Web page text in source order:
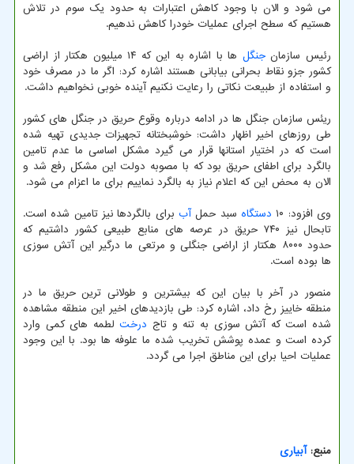
می شود و الان با وجود کاهش اعتبارات به حدود یک سوم در تلاش
هستیم که سطح اجرای عملیات خودرا کاهش ندهیم.
رئیس سازمانجنگل
ها با اشاره به این که ۱۴ میلیون هکتار از اراضی
کشور جزو نقاط بحرانی بیابانی هستند اشاره کرد: اگر ما در مصرف خود
و استفاده از طبیعت نکاتی را رعایت نکنیم آینده خوبی نخواهیم داشت.
ریئس سازمان جنگل ها در ادامه درباره وقوع حریق در جنگل های کشور
طی روزهای اخیر اظهار داشت: خوشبختانه تجهیزات جدیدی تهیه شده
است که در اختیار استانها قرار می گیرد مشکل اساسی ما عدم تامین
بالگرد برای اطفای حریق بود که با مصوبه دولت این مشکل رفع شد و
الان به محض این که اعلام نیاز به بالگرد نماییم برای ما اعزام می شود.
وی افزود: ۱۰ دستگاه سبد حملآب برای بالگردها نیز تامین شده است.
تابحال نیز ۷۴۰ حریق در عرصه های منابع طبیعی کشور داشتیم که
حدود ۸۰۰۰ هکتار از اراضی جنگلی و مرتعی ما درگیر این آتش سوزی
ها بوده است.
منصور در آخر با بیان این که بیشترین و طولانی ترین حریق ما در
منطقه خاییز رخ داد، اشاره کرد: طی بازدیدهای اخیر این منطقه مشاهده
شده است که آتش سوزی به تنه و تاج درختلطمه های کمی وارد
کرده است و عمده پوشش تخریب شده ما علوفه ها بود. با این وجود
عملیات احیا برای این مناطق اجرا می گردد.
منبع:آبیاری